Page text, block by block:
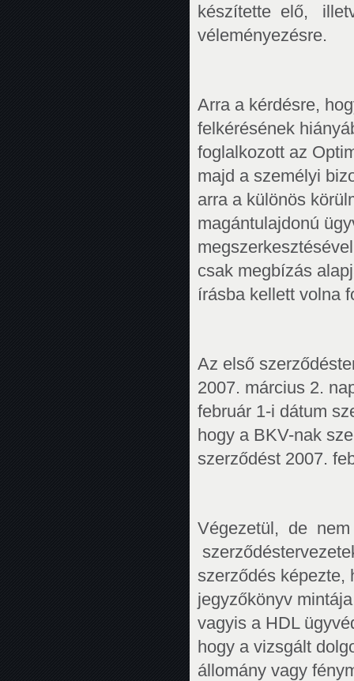
készítette elő,
véleményezésre.
Arra a kérdésre,
felkérésének
foglalkozott az
majd a személyi
arra a különös
magántulajdonú
csak megbízás
írásba kellett volna
Az első
2007. március 2.
február 1-i dátum
hogy a BKV-nak
szerződést 2007.
Végezetül, de
szerződés képezte,
jegyzőkönyv
vagyis a HDL
hogy a vizsgált
állomány vagy